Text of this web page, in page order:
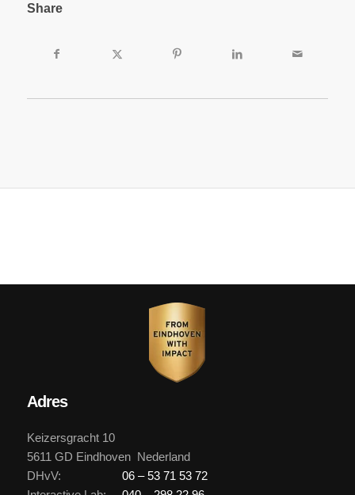
Share
Adres
Keizersgracht 10
5611 GD Eindhoven Nederland
DHvV:
06 – 53 71 53 72